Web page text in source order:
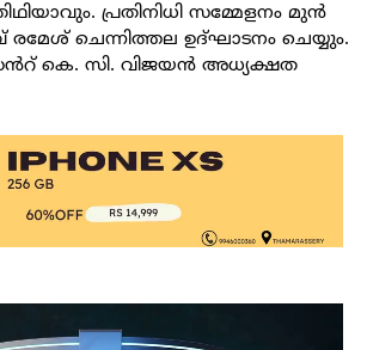
പ്രതിനിധി സമ്മേളനം മുൻ
രമേശ് ചെന്നിത്തല ഉദ്ഘാടനം ചെയ്യും.
കെ. സി. വിജയൻ അധ്യക്ഷത